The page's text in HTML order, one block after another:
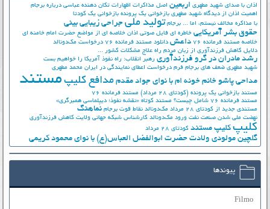
اذان با صدای شهید مطهری اربعین اصل مذاکرات اظهارات تکان دهنده عباسی درباره برجام
اهمیت اذان از دیدگاه شهید مطهری بازخوانی یک پرونده بازخوانی یک کودتا
با مذاکره مخالف نیستم، اما ... برجام تولید ملی جراحی زیبایی بینی
حقوق بشر آمریکایی خاطره ای فایل صوتی اذان خلاصه ای از مواضع حضرت امام خامنه ای
خلاصه مستند فرمانده 76
داعش دانلود مستند فرمانده 76
درخواست مک‌دونالد
دلایل کاهش فرزندآوری از زبان مردم راه علاج مشکلات کشور ...
رشد مادران در گرو فرزندآوری رهبر انقلاب: راه نفوذ آمریکا را خواهیم بست
شهید مطهری ضعف های برجام فرم درخواست اعطای نمایندگی در ایران محمد مطهری
مداحی پاشو خانم خونه ام با نوای جواد مقدم مدافع کلیپ مستند
مستند بازخوانی یک پرونده (کودتای 28 مرداد)
مستند فرمانده 76
مستند فرمانده 76 شامل چیست؟
مستند کوتاه «نقشه نفوذ؛ دیپلماسی همبرگری»
مستندی جدید از کودتای 28 مرداد
مک‌دونالد نقاط قوت برجام نماهنگ
نهضت ملي شدن صنعت نفت ورود مک‌دونالد کارشناس شبکه جهانی ولایت کاهش فرزندآوری
کلیپ کلیپ مستند کودتای 28 مرداد
گلچین مولودی ولادت حضرت ابوالفضل العباس(ع) با نوای محمود کریمی
پیوندها
Filmo